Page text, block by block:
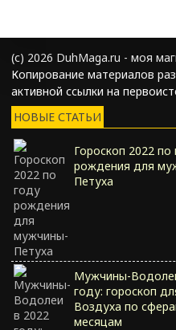
(с) 2026 DuhMaga.ru - моя
Копирование материалов
активной ссылки на
НОВЫЕ СТАТЬИ
Гороскоп 2022 по
рождения для
Петуха
Мужчины-
году: гороскоп
Воздуха по
месяцам